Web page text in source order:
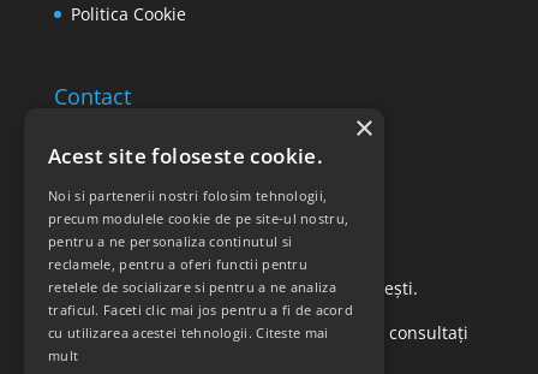
Politica Cookie
Contact
Retur produse
Str. Vasile Mironiuc nr. 3, Sector 1, București.
Pentru detalii suplimentare, vă rugăm să consultați
politica de returnare a produselor
Acest site foloseste cookie.
Noi si partenerii nostri folosim tehnologii,
precum modulele cookie de pe site-ul nostru,
pentru a ne personaliza continutul si
reclamele, pentru a oferi functii pentru
retelele de socializare si pentru a ne analiza
traficul. Faceti clic mai jos pentru a fi de acord
cu utilizarea acestei tehnologii.Citeste mai
mult
×